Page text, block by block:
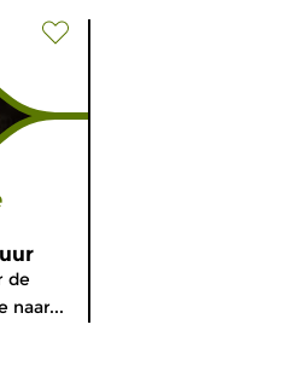
de
naar...